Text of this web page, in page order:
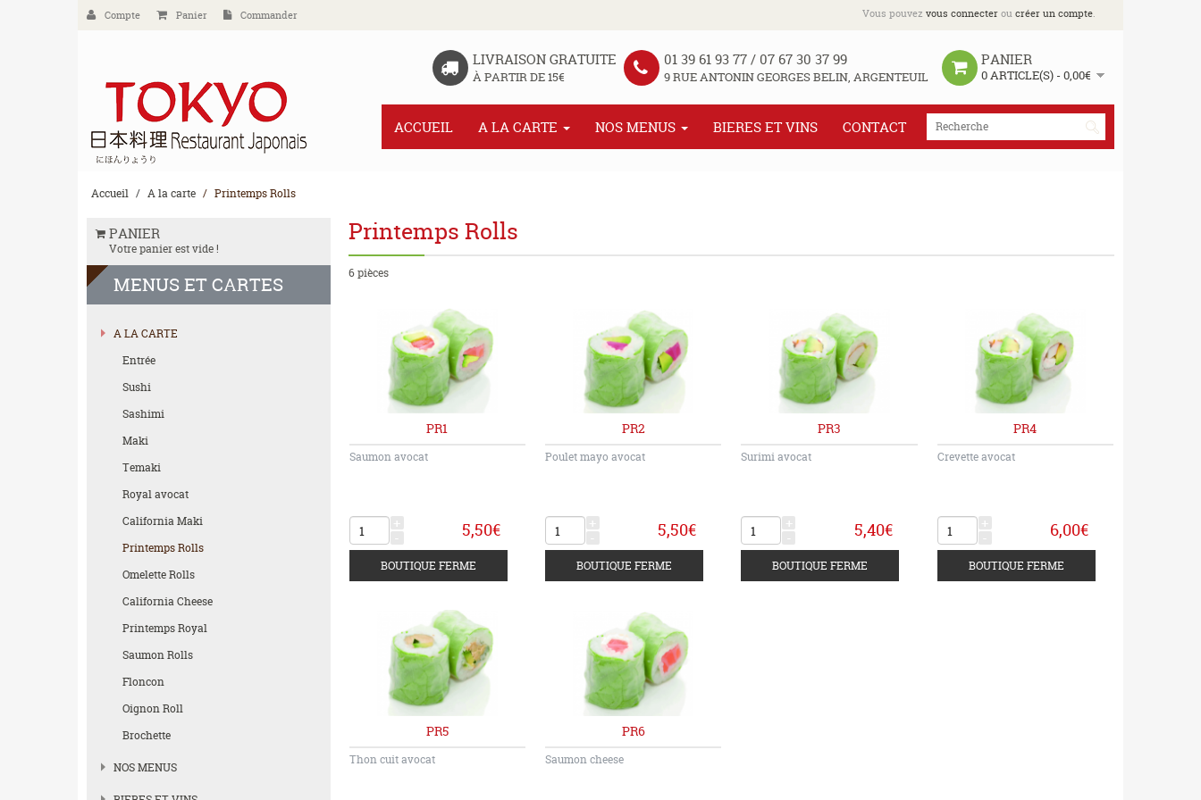
Compte Panier Commander Vous pouvez vous connecteroucréer un compte.
LIVRAISON GRATUITE
À PARTIR DE 15€
01 39 61 93 77 / 07 67 30 37 99
9 RUE ANTONIN GEORGES BELIN, ARGENTEUIL
PANIER
0 ARTICLE(S) - 0,00€
ACCUEIL A LA CARTE NOS MENUS BIERES ET VINS CONTACT
Accueil A la carte Printemps Rolls
PANIER
Votre panier est vide !
MENUS ET CARTES
A LA CARTE
Entrée
Sushi
Sashimi
Maki
Temaki
Royal avocat
California Maki
Printemps Rolls
Omelette Rolls
California Cheese
Printemps Royal
Saumon Rolls
Floncon
Oignon Roll
Brochette
NOS MENUS
Printemps Rolls
6 pièces
PR1
Saumon avocat
5,50€
PR2
Poulet mayo avocat
5,50€
PR3
Surimi avocat
5,40€
PR4
Crevette avocat
6,00€
PR5
Thon cuit avocat
PR6
Saumon cheese